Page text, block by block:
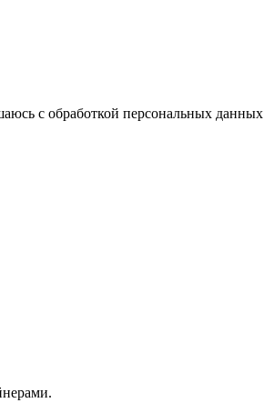
с обработкой персональных данных